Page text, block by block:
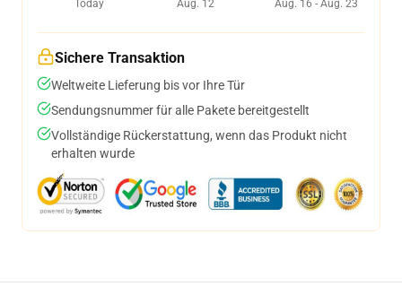
Today
Aug. 12
Aug. 16 - Aug. 23
Sichere Transaktion
Weltweite Lieferung bis vor Ihre Tür
Sendungsnummer für alle Pakete bereitgestellt
Vollständige Rückerstattung, wenn das Produkt nicht
erhalten wurde